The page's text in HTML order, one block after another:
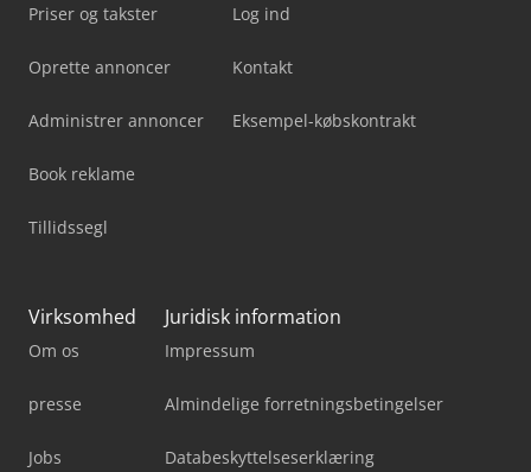
Priser og takster
Oprette annoncer
Administrer annoncer
Book reklame
Tillidssegl
Log ind
Kontakt
Eksempel-købskontrakt
Virksomhed
Om os
presse
Jobs
Juridisk information
Impressum
Almindelige forretningsbetingelser
Databeskyttelseserklæring